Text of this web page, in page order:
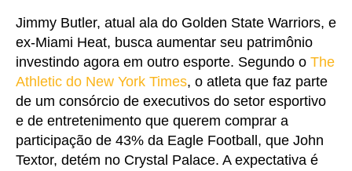
Jimmy Butler, atual ala do Golden State Warriors, e
ex-Miami Heat, busca aumentar seu patrimônio
investindo agora em outro esporte. Segundo o The
Athletic do New York Times, o atleta que faz parte
de um consórcio de executivos do setor esportivo
e de entretenimento que querem comprar a
participação de 43% da Eagle Football, que John
Textor, detém no Crystal Palace. A expectativa é